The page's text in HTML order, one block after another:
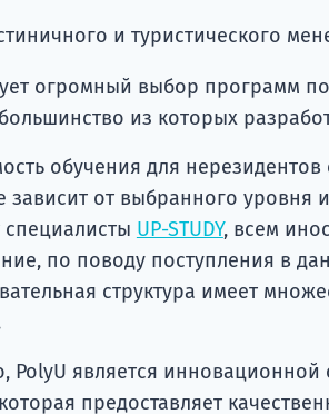
и туристического
огромный выбор программ
из которых
обучения для
зависит от выбранного уровня
UP-STUDY, всем
по поводу поступления в
структура имеет
PolyU является инновационной
предоставляет